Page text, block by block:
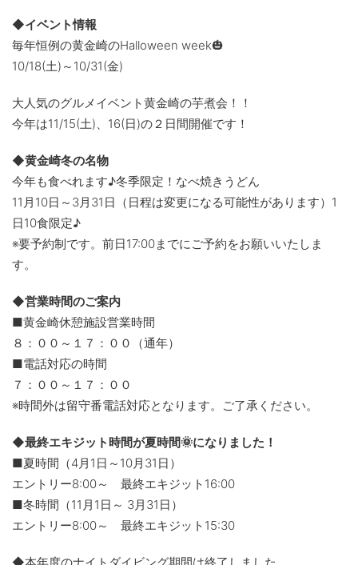
◆イベント情報
毎年恒例の黄金崎のHalloween week🎃
10/18(土)～10/31(金)
大人気のグルメイベント黄金崎の芋煮会！！
今年は11/15(土)、16(日)の２日間開催です！
◆黄金崎冬の名物
今年も食べれます♪冬季限定！なべ焼きうどん
11月10日～3月31日（日程は変更になる可能性があります）1
日10食限定♪
※要予約制です。前日17:00までにご予約をお願いいたしま
す。
◆営業時間のご案内
■黄金崎休憩施設営業時間
８：００～１７：００（通年）
■電話対応の時間
７：００～１７：００
※時間外は留守番電話対応となります。ご了承ください。
◆最終エキジット時間が夏時間🌞になりました！
■夏時間（4月1日～10月31日）
エントリー8:00～ 最終エキジット16:00
■冬時間（11月1日～ 3月31日）
エントリー8:00～ 最終エキジット15:30
◆本年度のナイトダイビング期間は終了しました。